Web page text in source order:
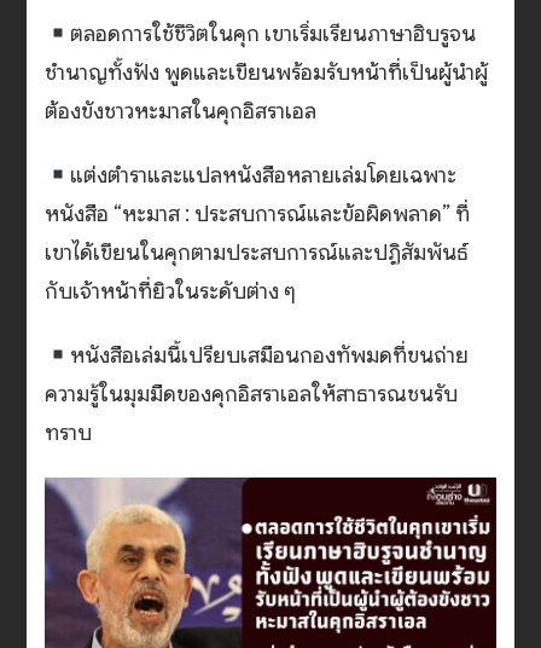
ตลอดการใช้ชีวิตในคุก เขาเริ่มเรียนภาษาฮิบรูจน
ชำนาญทั้งฟัง พูดและเขียนพร้อมรับหน้าที่เป็นผู้นำผู้
ต้องขังชาวหะมาสในคุกอิสราเอล
แต่งตำราและแปลหนังสือหลายเล่มโดยเฉพาะ
หนังสือ “หะมาส : ประสบการณ์และข้อผิดพลาด” ที่
เขาได้เขียนในคุกตามประสบการณ์และปฏิสัมพันธ์
กับเจ้าหน้าที่ยิวในระดับต่าง ๆ
หนังสือเล่มนี้เปรียบเสมือนกองทัพมดที่ขนถ่าย
ความรู้ในมุมมืดของคุกอิสราเอลให้สาธารณชนรับ
ทราบ